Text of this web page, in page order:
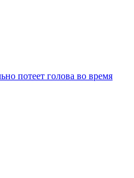
потеет голова во время